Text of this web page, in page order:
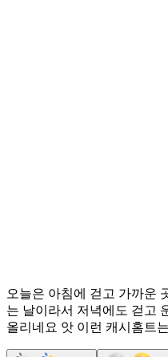
오늘은 아침에 걷고 가까운
는 날이라서 저녁에도 걷고
올리네요 앗 이런 캐시홈트